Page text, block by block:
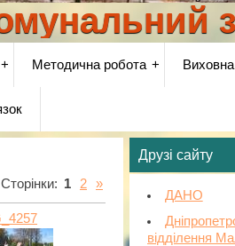
Методична робота
Сторінки: 1 2 »
Друзі сайту
ДАНО
відділення